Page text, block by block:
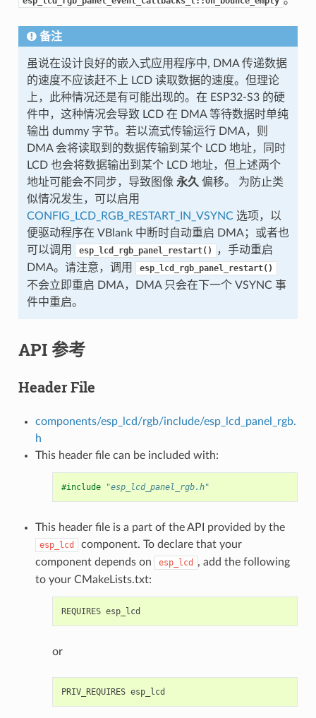
备注
虽说在设计良好的嵌入式应用程序中, DMA 传递数据
的速度不应该赶不上 LCD 读取数据的速度。但理论
上，此种情况还是有可能出现的。在 ESP32-S3 的硬
件中，这种情况会导致 LCD 在 DMA 等待数据时单纯
输出 dummy 字节。若以流式传输运行 DMA，则
DMA 会将读取到的数据传输到某个 LCD 地址，同时
LCD 也会将数据输出到某个 LCD 地址，但上述两个
地址可能会不同步，导致图像 永久 偏移。 为防止类
似情况发生，可以启用
CONFIG_LCD_RGB_RESTART_IN_VSYNC选项，以
便驱动程序在 VBlank 中断时自动重启 DMA；或者也
可以调用
esp_lcd_rgb_panel_restart()
，手动重启
DMA。请注意，调用
esp_lcd_rgb_panel_restart()
不会立即重启 DMA，DMA 只会在下一个 VSYNC 事
件中重启。
API 参考
Header File
components/esp_lcd/rgb/include/esp_lcd_panel_rgb.
h
This header file can be included with:
#include "esp_lcd_panel_rgb.h"
This header file is a part of the API provided by the
esp_lcd
component. To declare that your
component depends on
esp_lcd
, add the following
to your CMakeLists.txt:
or